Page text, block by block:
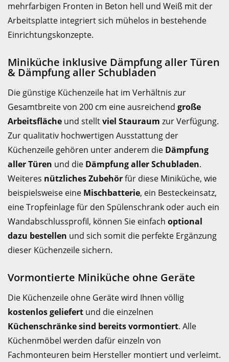
mehrfarbigen Fronten in Beton hell und Weiß mit der
Arbeitsplatte integriert sich mühelos in bestehende
Einrichtungskonzepte.
Miniküche inklusive Dämpfung aller Türen
& Dämpfung aller Schubladen
Die günstige Küchenzeile hat im Verhältnis zur
Gesamtbreite von 200 cm eine ausreichend große
Arbeitsfläche und stelltviel Stauraum zur Verfügung.
Zur qualitativ hochwertigen Ausstattung der
Küchenzeile gehören unter anderem die Dämpfung
aller Türen und die Dämpfung aller Schubladen.
Weiteres nützliches Zubehörfür diese Miniküche, wie
beispielsweise eine Mischbatterie, ein Besteckeinsatz,
eine Tropfeinlage für den Spülenschrank oder auch ein
Wandabschlussprofil, können Sie einfach optional
dazu bestellen und sich somit die perfekte Ergänzung
dieser Küchenzeile sichern.
Vormontierte Miniküche ohne Geräte
Die Küchenzeile ohne Geräte wird Ihnen völlig
kostenlos geliefert und die einzelnen
Küchenschränke sind bereits vormontiert. Alle
Küchenmöbel werden dafür einzeln von
Fachmonteuren beim Hersteller montiert und verleimt.